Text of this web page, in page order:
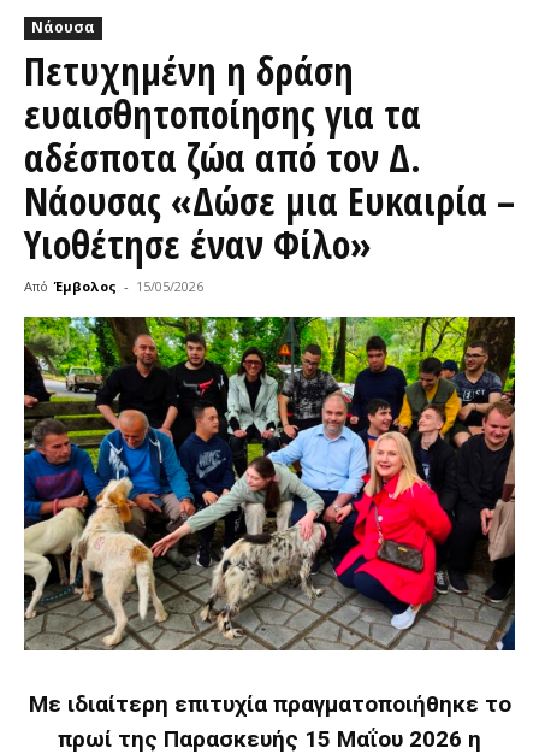
Νάουσα
Πετυχημένη η δράση
ευαισθητοποίησης για τα
αδέσποτα ζώα από τον Δ.
Νάουσας «Δώσε μια Ευκαιρία –
Υιοθέτησε έναν Φίλο»
Από Έμβολος - 15/05/2026
Με ιδιαίτερη επιτυχία πραγματοποιήθηκε το
πρωί της Παρασκευής 15 Μαΐου 2026 η